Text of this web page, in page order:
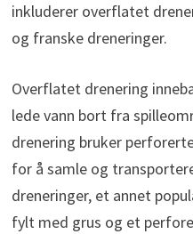
inkluderer overflatet
og franske dreneringer.
Overflatet drenering
lede vann bort fra
drenering bruker
for å samle og
dreneringer, et annet
fylt med grus og et